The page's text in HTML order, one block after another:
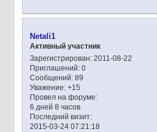
Netali1
Активный участник
Зарегистрирован: 2011-08-22
Приглашений:0
Сообщений:89
Уважение: +15
Провел на форуме:
6 дней 8 часов
Последний визит:
2015-03-24 07:21:18